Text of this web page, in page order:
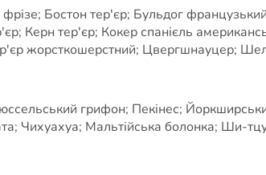
Бостон тер'єр; Бульдог
Керн тер'єр; Кокер спанієль
жорсткошерстний; Цвергшнауцер;
грифон; Пекінес;
Чихуахуа; Мальтійська болонка; Ши-